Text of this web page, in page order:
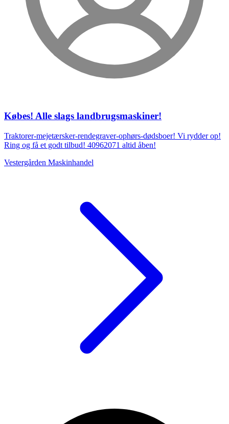
Købes! Alle slags landbrugsmaskiner!
Traktorer-mejetærsker-rendegraver-ophørs-dødsboer! Vi rydder op!
Ring og få et godt tilbud! 40962071 altid åben!
Vestergården Maskinhandel